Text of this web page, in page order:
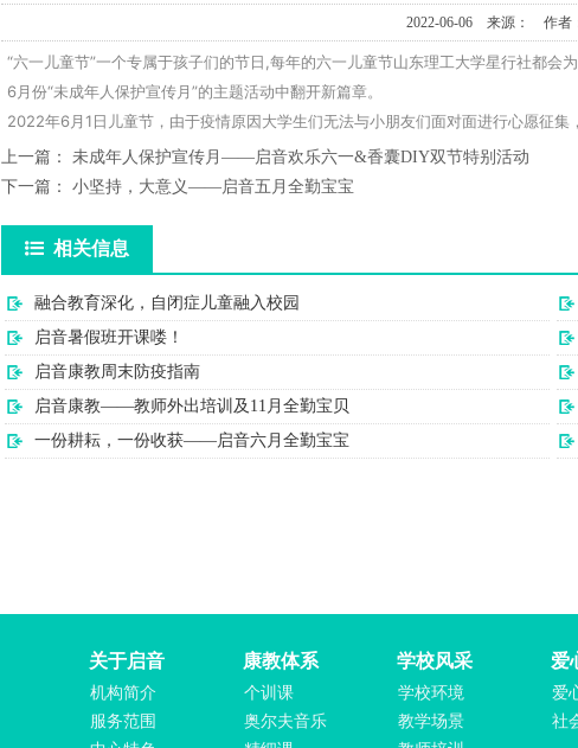
视听课
听统训练课
2022-06-06 来源： 作者
“六一儿童节”一个专属于孩子们的节日,每年的六一儿童节山东理工大学星行社都会
6月份“未成年人保护宣传月”的主题活动中翻开新篇章。
2022年6月1日儿童节，由于疫情原因大学生们无法与小朋友们面对面进行心愿征集
上一篇： 未成年人保护宣传月——启音欢乐六一&香囊DIY双节特别活动
下一篇： 小坚持，大意义——启音五月全勤宝宝
相关信息
融合教育深化，自闭症儿童融入校园
启音暑假班开课喽！
启音康教周末防疫指南
启音康教——教师外出培训及11月全勤宝贝
一份耕耘，一份收获——启音六月全勤宝宝
关于启音
机构简介
服务范围
康教体系
个训课
奥尔夫音乐
学校风采
学校环境
教学场景
爱
爱
社